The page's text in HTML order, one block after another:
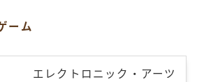
ーム
エレクトロニック・アーツ